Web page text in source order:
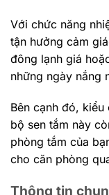
Với chức năng
tận hưởng cảm
đông lạnh giá
những ngày nắng
Bên cạnh đó,
bộ sen tắm này
phòng tắm của
cho căn phòng
Thông tin